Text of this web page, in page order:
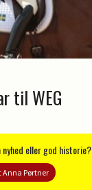
til WEG
nyhed eller god historie?
Anna Pørtner